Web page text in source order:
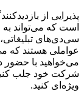
پذیرایی از
است که می‌تواند
سی‌دی‌های
عواملی هستند که
می‌خواهید با حضور
شرکت خود جلب کنید
ویژه‌ای کنید.